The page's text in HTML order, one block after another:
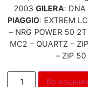
2003 GILERA: DNA
PIAGGIO: EXTREM
– NRG POWER 50
MC2 – QUARTZ –
– ZIP
Во